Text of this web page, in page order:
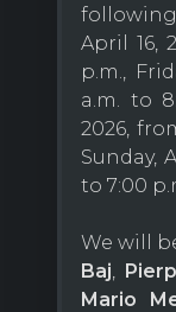
April 16,
p.m.,
a.m. to
2026,
Sunday,
to 7:00
We will
Baj,
Mario